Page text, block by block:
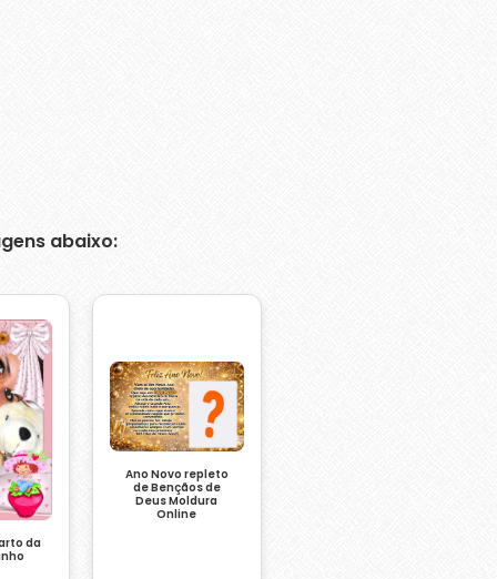
abaixo:
da
Ano Novo repleto
de Bençãos de
Deus Moldura
Online